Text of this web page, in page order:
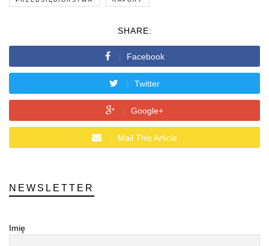
SHARE:
Facebook
Twitter
Google+
Mail This Article
NEWSLETTER
Imię